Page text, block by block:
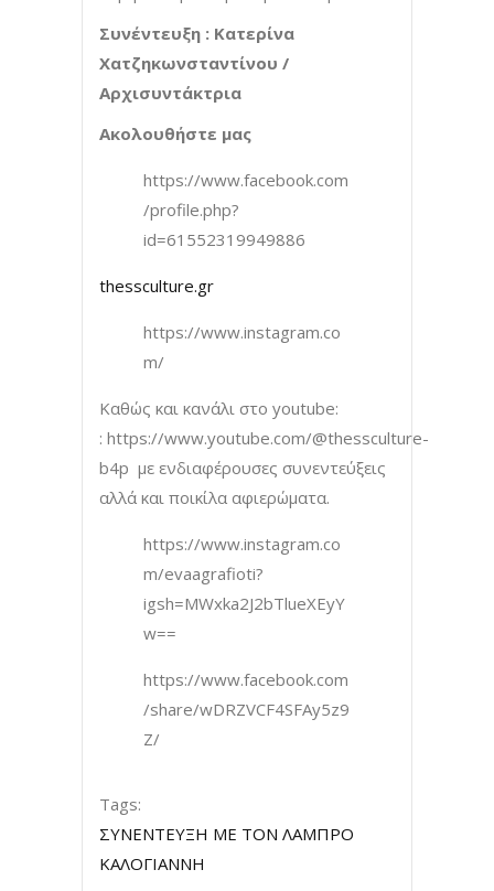
Συνέντευξη : Κατερίνα
Χατζηκωνσταντίνου /
Αρχισυντάκτρια
Ακολουθήστε μας
https://www.facebook.com
/profile.php?
id=61552319949886
thessculture.gr
https://www.instagram.co
m/
Καθώς και κανάλι στο youtube:
: https://www.youtube.com/@thessculture-
b4p με ενδιαφέρουσες συνεντεύξεις
αλλά και ποικίλα αφιερώματα.
https://www.instagram.co
m/evaagrafioti?
igsh=MWxka2J2bTlueXEyY
w==
https://www.facebook.com
/share/wDRZVCF4SFAy5z9
Z/
Tags:
ΣΥΝΕΝΤΕΥΞΗ ΜΕ ΤΟΝ ΛΑΜΠΡΟ
ΚΑΛΟΓΙΑΝΝΗ